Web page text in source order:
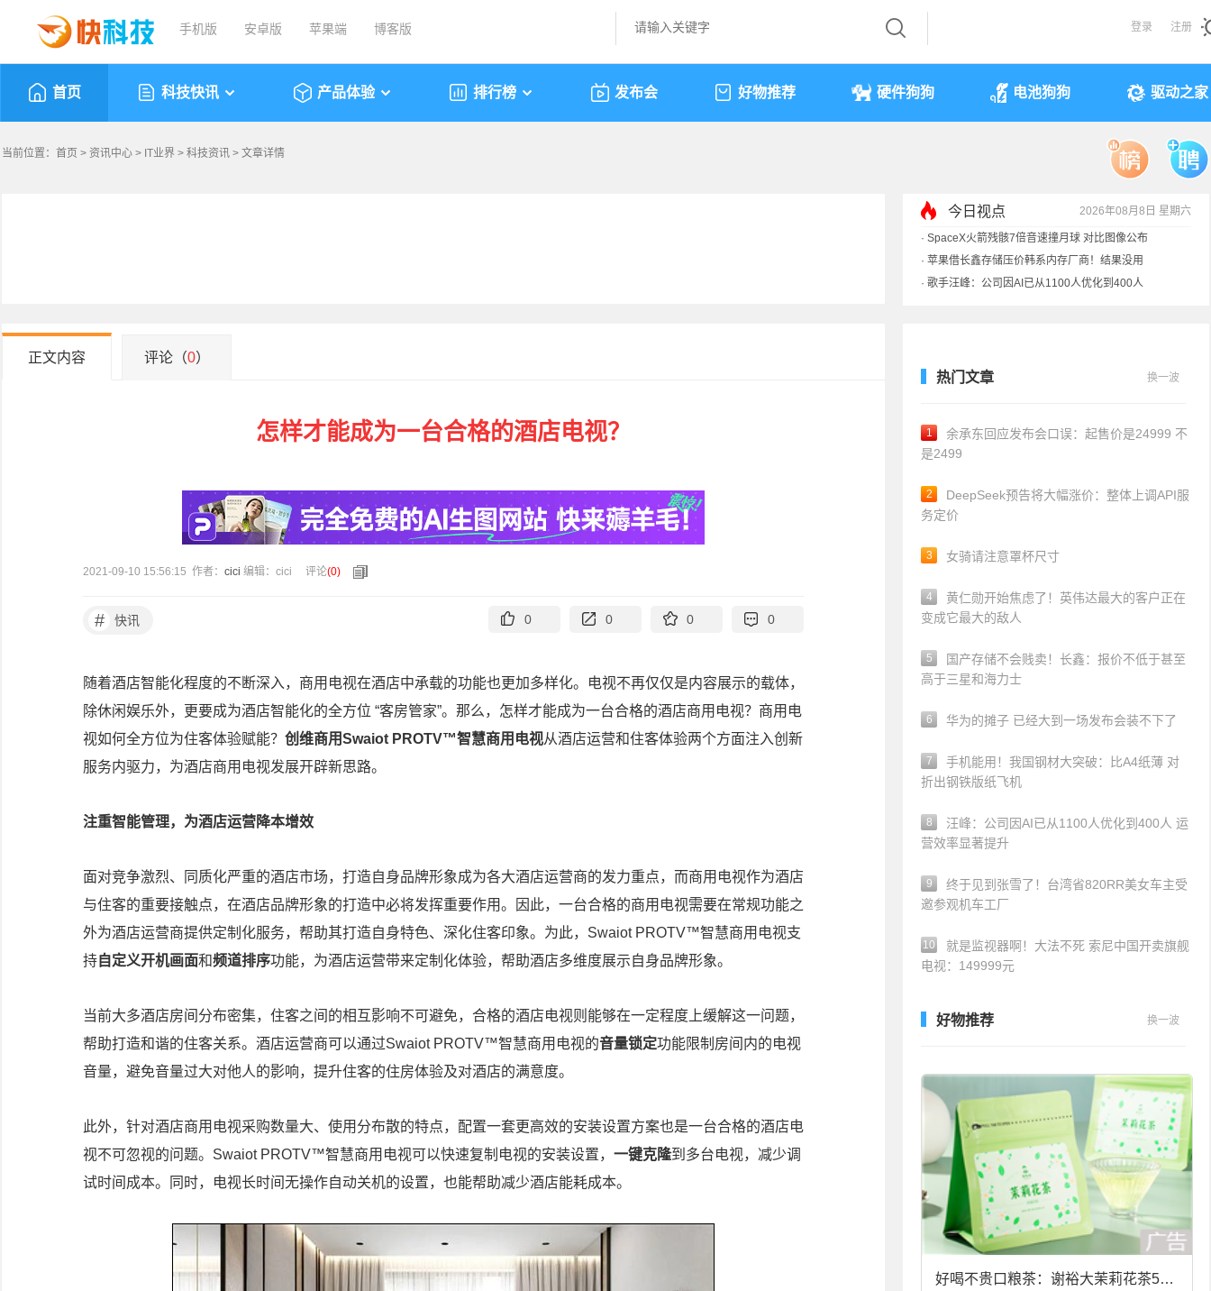
手机版 安卓版 苹果端 博客版 登录 注册
首页 科技快讯 产品体验 排行榜 发布会 好物推荐 硬件狗狗 电池狗狗 驱动之家
当前位置： 首页 > 资讯中心 > IT业界 > 科技资讯 > 文章详情
今日视点 2026年08月8日 星期六
· SpaceX火箭残骸7倍音速撞月球 对比图像公布
· 苹果借长鑫存储压价韩系内存厂商！结果没用
· 歌手汪峰：公司因AI已从1100人优化到400人
正文内容 评论（0）
怎样才能成为一台合格的酒店电视？​
2021-09-10 15:56:15 作者： cici 编辑：cici 评论(0)
# 快讯 0 0 0 0
随着酒店智能化程度的不断深入，商用电视在酒店中承载的功能也更加多样化。电视不再仅仅是内容展示的载体，
除休闲娱乐外，更要成为酒店智能化的全方位 “客房管家”。那么，怎样才能成为一台合格的酒店商用电视？商用电
视如何全方位为住客体验赋能？ 创维商用Swaiot PROTV™智慧商用电视从酒店运营和住客体验两个方面注入创新
服务内驱力，为酒店商用电视发展开辟新思路。
注重智能管理，为酒店运营降本增效
面对竞争激烈、同质化严重的酒店市场，打造自身品牌形象成为各大酒店运营商的发力重点，而商用电视作为酒店
与住客的重要接触点，在酒店品牌形象的打造中必将发挥重要作用。因此，一台合格的商用电视需要在常规功能之
外为酒店运营商提供定制化服务，帮助其打造自身特色、深化住客印象。为此，Swaiot PROTV™智慧商用电视支
持自定义开机画面和频道排序功能，为酒店运营带来定制化体验，帮助酒店多维度展示自身品牌形象。
当前大多酒店房间分布密集，住客之间的相互影响不可避免，合格的酒店电视则能够在一定程度上缓解这一问题，
帮助打造和谐的住客关系。酒店运营商可以通过Swaiot PROTV™智慧商用电视的音量锁定功能限制房间内的电视
音量，避免音量过大对他人的影响，提升住客的住房体验及对酒店的满意度。
此外，针对酒店商用电视采购数量大、使用分布散的特点，配置一套更高效的安装设置方案也是一台合格的酒店电
视不可忽视的问题。Swaiot PROTV™智慧商用电视可以快速复制电视的安装设置， 一键克隆到多台电视，减少调
试时间成本。同时，电视长时间无操作自动关机的设置，也能帮助减少酒店能耗成本。
热门文章 换一波
1
余承东回应发布会口误：起售价是24999 不
是2499
2
DeepSeek预告将大幅涨价：整体上调API服
务定价
3 女骑请注意罩杯尺寸
4
黄仁勋开始焦虑了！英伟达最大的客户正在
变成它最大的敌人
5
国产存储不会贱卖！长鑫：报价不低于甚至
高于三星和海力士
6 华为的摊子 已经大到一场发布会装不下了
7
手机能用！我国钢材大突破：比A4纸薄 对
折出钢铁版纸飞机
8
汪峰：公司因AI已从1100人优化到400人 运
营效率显著提升
9
终于见到张雪了！台湾省820RR美女车主受
邀参观机车工厂
10
就是监视器啊！大法不死 索尼中国开卖旗舰
电视：149999元
好物推荐 换一波
好喝不贵口粮茶：谢裕大茉莉花茶50g